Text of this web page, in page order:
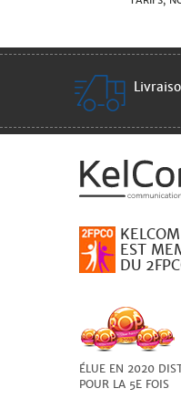
KELCOM
EST
DU
ÉLUE EN 2020
POUR LA 5E FOIS